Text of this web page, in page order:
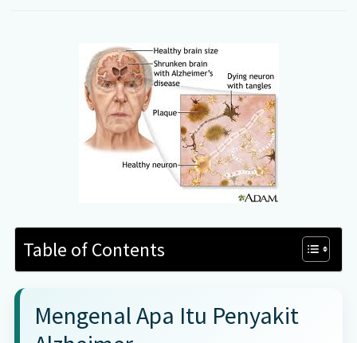
Table of Contents
Mengenal Apa Itu Penyakit